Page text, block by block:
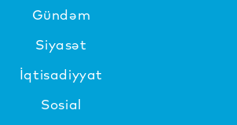
Gündəm
Siyasət
İqtisadiyyat
Sosial